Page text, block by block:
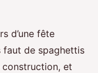
d’une fête
faut de spaghettis
et